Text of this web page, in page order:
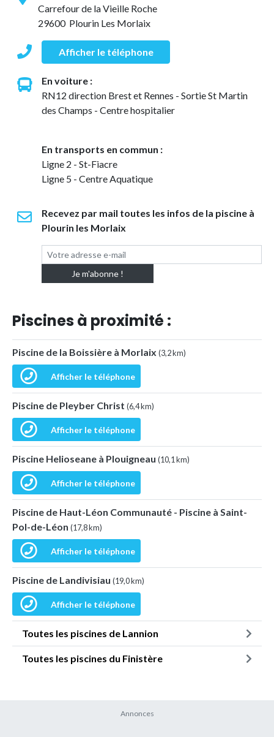
Carrefour de la Vieille Roche
29600 Plourin Les Morlaix
Afficher le téléphone
En voiture :
RN12 direction Brest et Rennes - Sortie St Martin
des Champs - Centre hospitalier
En transports en commun :
Ligne 2 - St-Fiacre
Ligne 5 - Centre Aquatique
Recevez par mail toutes les infos de la piscine à
Plourin les Morlaix
Piscines à proximité :
Piscine de la Boissière à Morlaix (3,2 km)
Afficher le téléphone
Piscine de Pleyber Christ (6,4 km)
Afficher le téléphone
Piscine Helioseane à Plouigneau (10,1 km)
Afficher le téléphone
Piscine de Haut-Léon Communauté - Piscine à Saint-
Pol-de-Léon (17,8 km)
Afficher le téléphone
Piscine de Landivisiau (19,0 km)
Afficher le téléphone
Toutes les piscines de Lannion
Toutes les piscines du Finistère